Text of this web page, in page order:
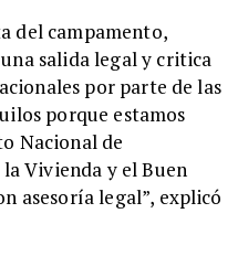
del campamento,
salida legal y critica
por parte de las
porque estamos
Nacional de
Vivienda y el Buen
asesoría legal”, explicó